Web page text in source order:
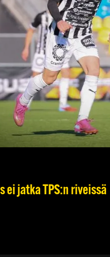
ei jatka TPS:n riveissä